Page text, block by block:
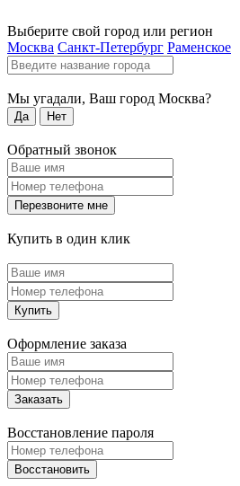
Выберите свой город или регион
Москва Санкт-Петербург Раменское
Мы угадали, Ваш город Москва?
Да Нет
Обратный звонок
Перезвоните мне
Купить в один клик
Купить
Оформление заказа
Заказать
Восстановление пароля
Восстановить